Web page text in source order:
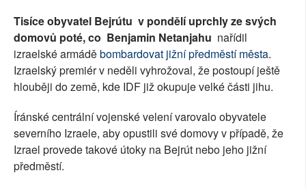
Tisíce obyvatel Bejrútu v pondělí uprchly ze svých
domovů poté, co Benjamin Netanjahu nařídil
izraelské armáděbombardovat jižní předměstí města.
Izraelský premiér v neděli vyhrožoval, že postoupí ještě
hlouběji do země, kde IDF již okupuje velké části jihu.
Íránské centrální vojenské velení varovalo obyvatele
severního Izraele, aby opustili své domovy v případě, že
Izrael provede takové útoky na Bejrút nebo jeho jižní
předměstí.